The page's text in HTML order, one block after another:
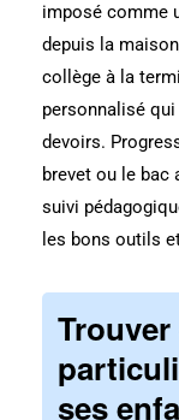
imposé comme
depuis la
collège à la
personnalisé
devoirs.
brevet ou le bac
suivi
les bons outils
ses